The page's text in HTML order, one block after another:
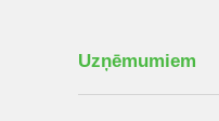
Uzņēmumiem